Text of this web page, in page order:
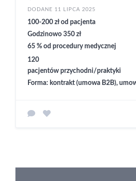
DODANE 11 LIPCA 2025
100-200 zł od pacjenta
Godzinowo 350 zł
65 % od procedury medycznej
120
pacjentów przychodni/praktyki
Forma: kontrakt (umowa B2B),